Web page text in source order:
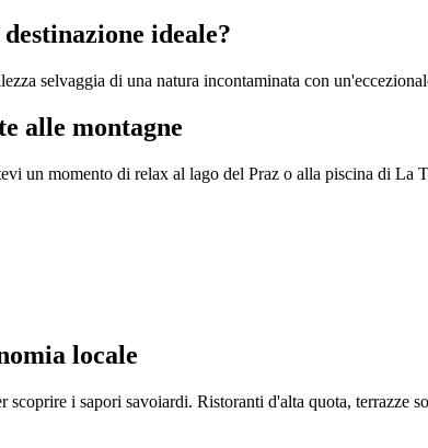
ideale?
selvaggia di una natura incontaminata con
alle montagne
un momento di relax al lago del Praz o alla piscina di
locale
scoprire i sapori savoiardi. Ristoranti d'alta quota,